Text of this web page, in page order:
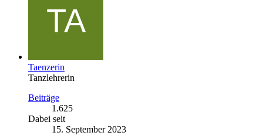
Taenzerin
Tanzlehrerin
Beiträge
1.625
Dabei seit
15. September 2023